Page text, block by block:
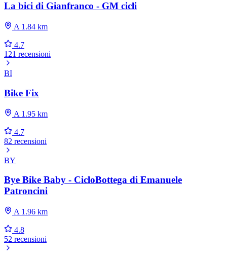
La bici di Gianfranco - GM cicli
A 1.84 km
4.7
121 recensioni
BI
Bike Fix
A 1.95 km
4.7
82 recensioni
BY
Bye Bike Baby - CicloBottega di Emanuele
Patroncini
A 1.96 km
4.8
52 recensioni